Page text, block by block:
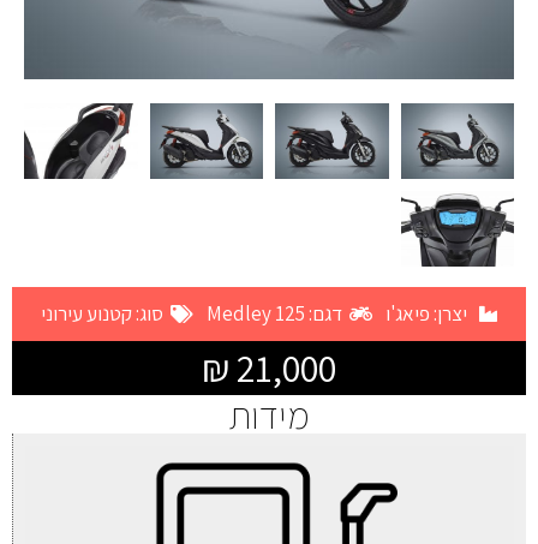
יצרן: פיאג'ו דגם: Medley 125 סוג:קטנוע עירוני
21,000 ₪
מידות